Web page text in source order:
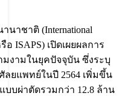
าชาติ (International
รือ ISAPS) เปิดเผยผลการ
มงามในยุคปัจจุบัน ซึ่งระบุ
ลยแพทย์ในปี 2564 เพิ่มขึ้น
บบผ่าตัดรวมกว่า 12.8 ล้าน